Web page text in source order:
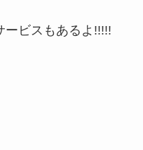
ービスもあるよ!!!!!